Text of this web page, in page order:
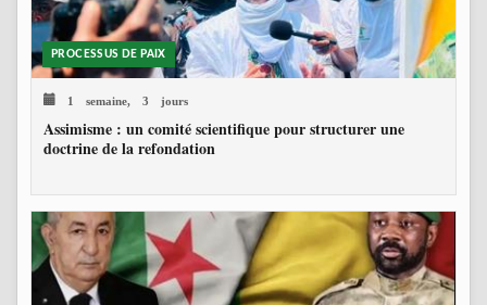
PROCESSUS DE PAIX
1 semaine, 3 jours
Assimisme : un comité scientifique pour structurer une
doctrine de la refondation